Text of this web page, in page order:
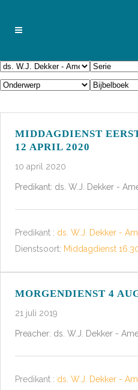
MIDDAGDIENST
12 APRIL 2020
10 april 2020
Predikant: ds. W.J. Dekker -
Predikant : ds. W.J. Dekker -
Dienstsoort: Middagdienst
MORGENDIENST 4
21 juli 2019
Preacher: ds. W.J. Dekker -
Predikant : ds. W.J. Dekker -